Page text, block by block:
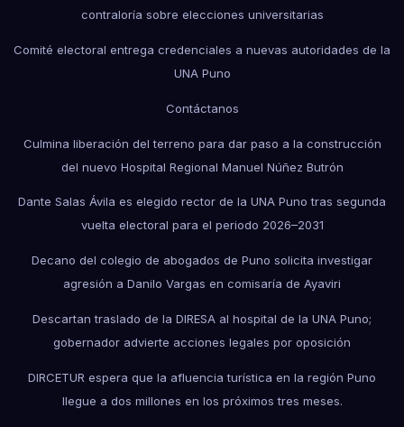
contraloría sobre elecciones universitarias
Comité electoral entrega credenciales a nuevas autoridades de la
UNA Puno
Contáctanos
Culmina liberación del terreno para dar paso a la construcción
del nuevo Hospital Regional Manuel Núñez Butrón
Dante Salas Ávila es elegido rector de la UNA Puno tras segunda
vuelta electoral para el periodo 2026–2031
Decano del colegio de abogados de Puno solicita investigar
agresión a Danilo Vargas en comisaría de Ayaviri
Descartan traslado de la DIRESA al hospital de la UNA Puno;
gobernador advierte acciones legales por oposición
DIRCETUR espera que la afluencia turística en la región Puno
llegue a dos millones en los próximos tres meses.